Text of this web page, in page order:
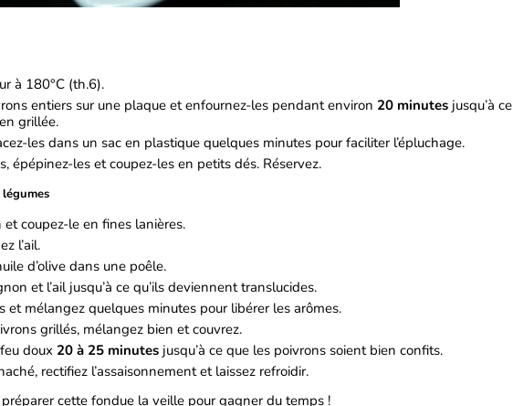
à 180°C (th.6).
entiers sur une plaque et enfournez-les pendant environ 20 minutes jusqu’à ce
grillée.
les dans un sac en plastique quelques minutes pour faciliter l’épluchage.
épépinez-les et coupez-les en petits dés. Réservez.
et coupez-le en fines lanières.
l’ail.
d’olive dans une poêle.
et l’ail jusqu’à ce qu’ils deviennent translucides.
et mélangez quelques minutes pour libérer les arômes.
grillés, mélangez bien et couvrez.
doux 20 à 25 minutes jusqu’à ce que les poivrons soient bien confits.
rectifiez l’assaisonnement et laissez refroidir.
cette fondue la veille pour gagner du temps !